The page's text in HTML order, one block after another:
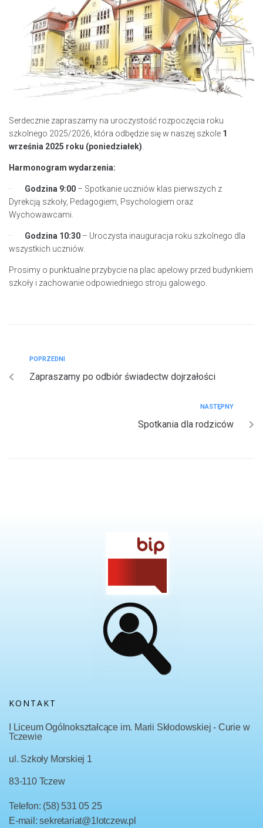
Serdecznie zapraszamy na uroczystość rozpoczęcia roku
szkolnego 2025/2026, która odbędzie się w naszej szkole 1
września 2025 roku (poniedziałek).
Harmonogram wydarzenia:
· Godzina 9:00 – Spotkanie uczniów klas pierwszych z
Dyrekcją szkoły, Pedagogiem, Psychologiem oraz
Wychowawcami.
· Godzina 10:30 – Uroczysta inauguracja roku szkolnego dla
wszystkich uczniów.
Prosimy o punktualne przybycie na plac apelowy przed budynkiem
szkoły i zachowanie odpowiedniego stroju galowego.
POPRZEDNI
Zapraszamy po odbiór świadectw dojrzałości
NASTĘPNY
Spotkania dla rodziców
KONTAKT
I Liceum Ogólnokształcące im. Marii Skłodowskiej - Curie w
Tczewie
ul. Szkoły Morskiej 1
83-110 Tczew
Telefon: (58) 531 05 25
E-mail: sekretariat@1lotczew.pl